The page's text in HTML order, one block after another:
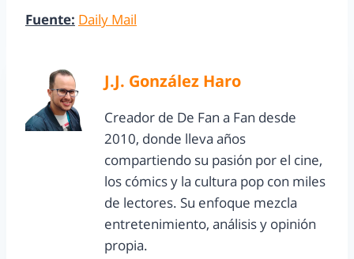
Fuente: Daily Mail
J.J. González Haro
Creador de De Fan a Fan desde
2010, donde lleva años
compartiendo su pasión por el cine,
los cómics y la cultura pop con miles
de lectores. Su enfoque mezcla
entretenimiento, análisis y opinión
propia.